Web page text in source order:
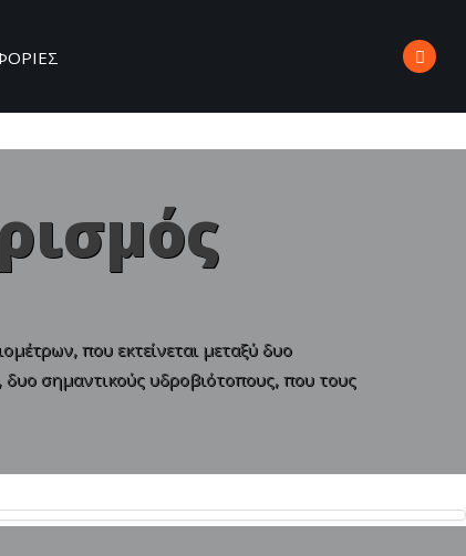
που εκτείνεται μεταξύ δυο
δυο σημαντικούς υδροβιότοπους, που τους